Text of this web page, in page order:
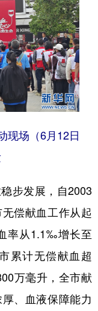
现场（6月12日
步发展，自2003
偿献血工作从起
率从1.1‰增长至
累计无偿献血超
万毫升，全市献
、血液保障能力